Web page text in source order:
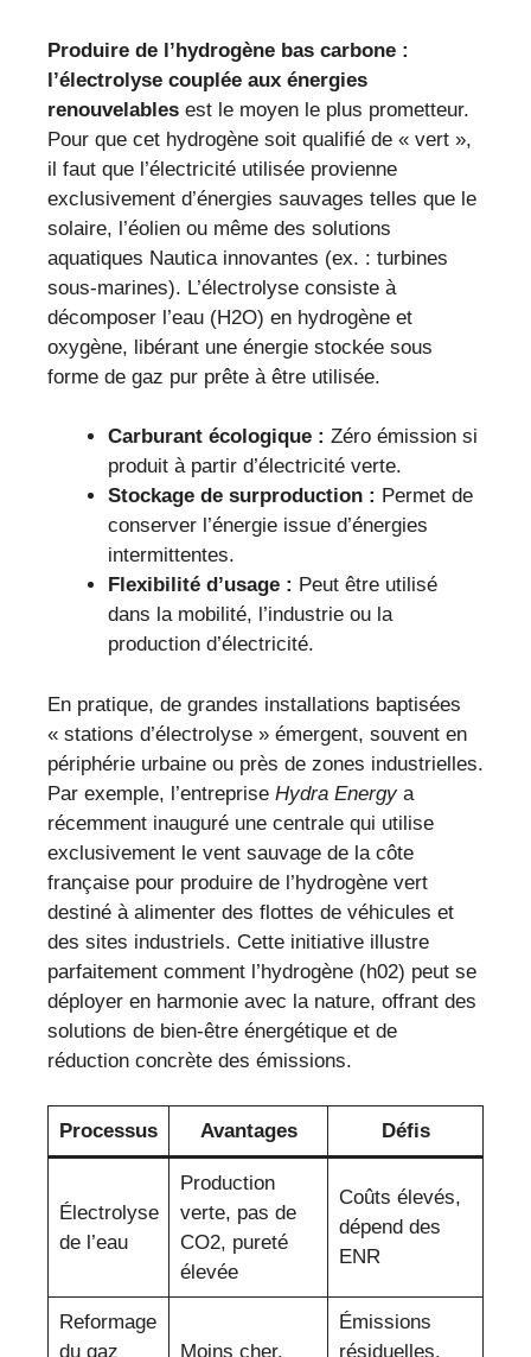
Produire de l’hydrogène bas carbone :
l’électrolyse couplée aux énergies
renouvelables est le moyen le plus prometteur.
Pour que cet hydrogène soit qualifié de « vert »,
il faut que l’électricité utilisée provienne
exclusivement d’énergies sauvages telles que le
solaire, l’éolien ou même des solutions
aquatiques Nautica innovantes (ex. : turbines
sous-marines). L’électrolyse consiste à
décomposer l’eau (H2O) en hydrogène et
oxygène, libérant une énergie stockée sous
forme de gaz pur prête à être utilisée.
Carburant écologique : Zéro émission si
produit à partir d’électricité verte.
Stockage de surproduction : Permet de
conserver l’énergie issue d’énergies
intermittentes.
Flexibilité d’usage : Peut être utilisé
dans la mobilité, l’industrie ou la
production d’électricité.
En pratique, de grandes installations baptisées
« stations d’électrolyse » émergent, souvent en
périphérie urbaine ou près de zones industrielles.
Par exemple, l’entreprise Hydra Energya
récemment inauguré une centrale qui utilise
exclusivement le vent sauvage de la côte
française pour produire de l’hydrogène vert
destiné à alimenter des flottes de véhicules et
des sites industriels. Cette initiative illustre
parfaitement comment l’hydrogène (h02) peut se
déployer en harmonie avec la nature, offrant des
solutions de bien-être énergétique et de
réduction concrète des émissions.
Processus Avantages Défis
Électrolyse
de l’eau
Production
verte, pas de
CO2, pureté
élevée
Coûts élevés,
dépend des
ENR
Reformage
du gaz
Moins cher,
Émissions
résiduelles,